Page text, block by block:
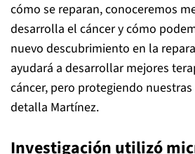
cómo se reparan, conoceremos
desarrolla el cáncer y cómo
nuevo descubrimiento en la
ayudará a desarrollar mejores
cáncer, pero protegiendo
detalla Martínez.
Investigación utilizó